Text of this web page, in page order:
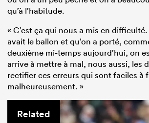
qu’à l’habitude.
« C’est ça qui nous a mis en difficulté.
avait le ballon et qu’on a porté,
deuxième mi-temps aujourd’hui, on
arrive à mettre à mal, nous aussi, les
rectifier ces erreurs qui sont faciles à
malheureusement. »
Related